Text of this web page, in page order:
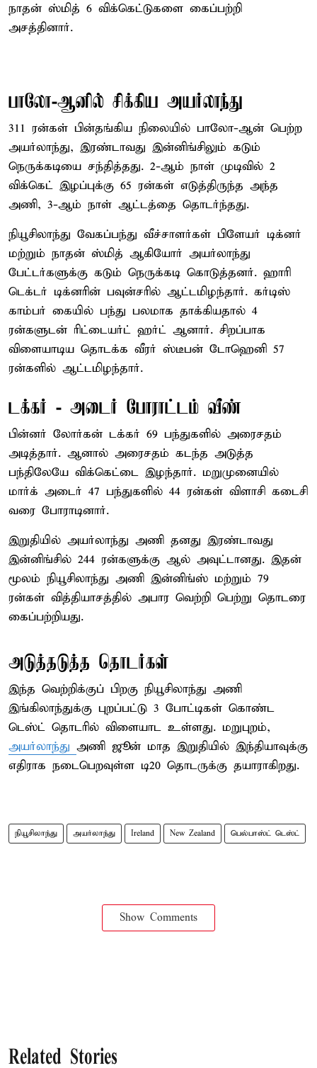
நாதன் ஸ்மித் 6 விக்கெட்டுகளை கைப்பற்றி
அசத்தினார்.
பாலோ-ஆனில் சிக்கிய அயர்லாந்து
311 ரன்கள் பின்தங்கிய நிலையில் பாலோ-ஆன் பெற்ற
அயர்லாந்து, இரண்டாவது இன்னிங்சிலும் கடும்
நெருக்கடியை சந்தித்தது. 2-ஆம் நாள் முடிவில் 2
விக்கெட் இழப்புக்கு 65 ரன்கள் எடுத்திருந்த அந்த
அணி, 3-ஆம் நாள் ஆட்டத்தை தொடர்ந்தது.
நியூசிலாந்து வேகப்பந்து வீச்சாளர்கள் பிளேயர் டிக்னர்
மற்றும் நாதன் ஸ்மித் ஆகியோர் அயர்லாந்து
பேட்டர்களுக்கு கடும் நெருக்கடி கொடுத்தனர். ஹாரி
டெக்டர் டிக்னரின் பவுன்சரில் ஆட்டமிழந்தார். கர்டிஸ்
காம்பர் கையில் பந்து பலமாக தாக்கியதால் 4
ரன்களுடன் ரிட்டையர்ட் ஹர்ட் ஆனார். சிறப்பாக
விளையாடிய தொடக்க வீரர் ஸ்டீபன் டோஹெனி 57
ரன்களில் ஆட்டமிழந்தார்.
டக்கர் - அடைர் போராட்டம் வீண்
பின்னர் லோர்கன் டக்கர் 69 பந்துகளில் அரைசதம்
அடித்தார். ஆனால் அரைசதம் கடந்த அடுத்த
பந்திலேயே விக்கெட்டை இழந்தார். மறுமுனையில்
மார்க் அடைர் 47 பந்துகளில் 44 ரன்கள் விளாசி கடைசி
வரை போராடினார்.
இறுதியில் அயர்லாந்து அணி தனது இரண்டாவது
இன்னிங்சில் 244 ரன்களுக்கு ஆல் அவுட்டானது. இதன்
மூலம் நியூசிலாந்து அணி இன்னிங்ஸ் மற்றும் 79
ரன்கள் வித்தியாசத்தில் அபார வெற்றி பெற்று தொடரை
கைப்பற்றியது.
அடுத்தடுத்த தொடர்கள்
இந்த வெற்றிக்குப் பிறகு நியூசிலாந்து அணி
இங்கிலாந்துக்கு புறப்பட்டு 3 போட்டிகள் கொண்ட
டெஸ்ட் தொடரில் விளையாட உள்ளது. மறுபுறம்,
அயர்லாந்து அணி ஜூன் மாத இறுதியில் இந்தியாவுக்கு
எதிராக நடைபெறவுள்ள டி20 தொடருக்கு தயாராகிறது.
நியூசிலாந்து அயர்லாந்து Ireland New Zealand பெல்பாஸ்ட் டெஸ்ட்
Show Comments
Related Stories